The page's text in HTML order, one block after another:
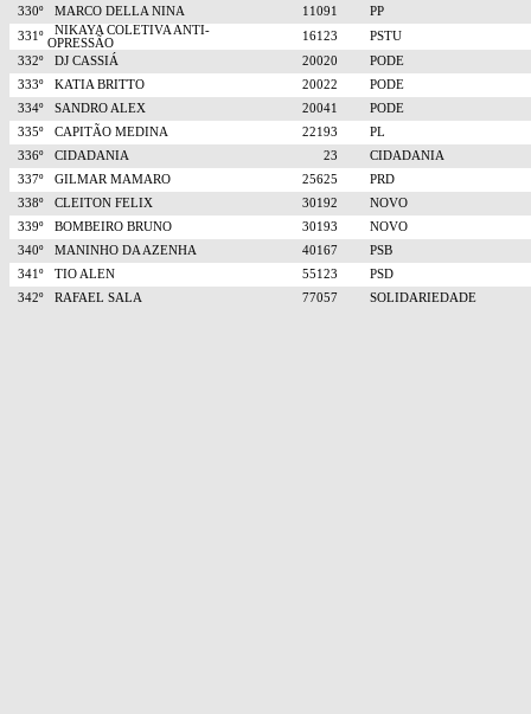
330º MARCO DELLA NINA 11091
PP
331º
NIKAYA COLETIVA ANTI-
OPRESSÃO
16123
PSTU
332º
DJ CASSIÁ 20020
PODE
333º
KATIA BRITTO 20022
PODE
334º
SANDRO ALEX 20041
PODE
335º
CAPITÃO MEDINA 22193
PL
336º
CIDADANIA 23
CIDADANIA
337º
GILMAR MAMARO 25625
PRD
338º
CLEITON FELIX 30192
NOVO
339º
BOMBEIRO BRUNO 30193
NOVO
340º
MANINHO DA AZENHA 40167
PSB
341º
TIO ALEN 55123
PSD
342º
RAFAEL SALA 77057 SOLIDARIEDADE